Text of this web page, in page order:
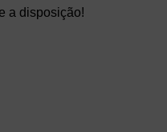
a disposição!